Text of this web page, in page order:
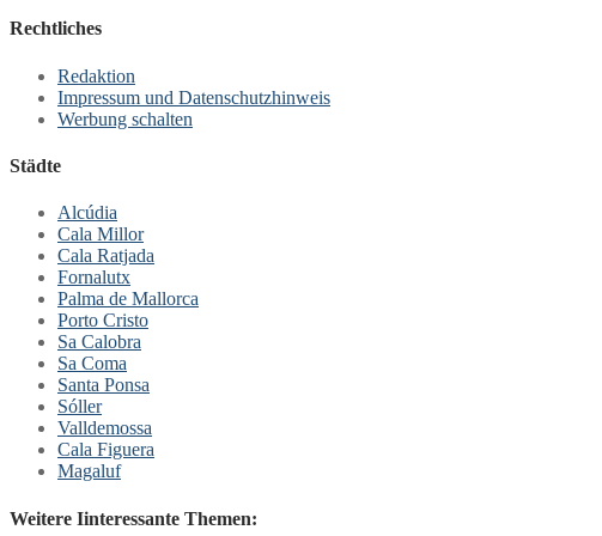
Rechtliches
Redaktion
Impressum und Datenschutzhinweis
Werbung schalten
Städte
Alcúdia
Cala Millor
Cala Ratjada
Fornalutx
Palma de Mallorca
Porto Cristo
Sa Calobra
Sa Coma
Santa Ponsa
Sóller
Valldemossa
Cala Figuera
Magaluf
Weitere Iinteressante Themen: